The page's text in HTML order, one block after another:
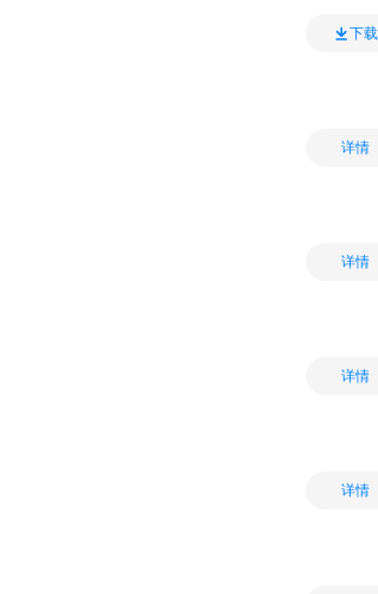
下载
详情
详情
详情
详情